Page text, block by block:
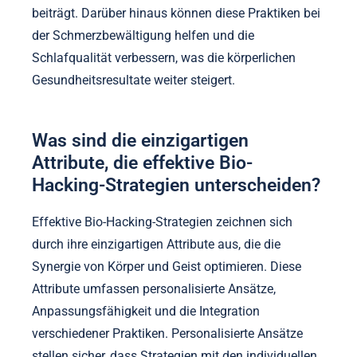
beiträgt. Darüber hinaus können diese Praktiken bei
der Schmerzbewältigung helfen und die
Schlafqualität verbessern, was die körperlichen
Gesundheitsresultate weiter steigert.
Was sind die einzigartigen
Attribute, die effektive Bio-
Hacking-Strategien unterscheiden?